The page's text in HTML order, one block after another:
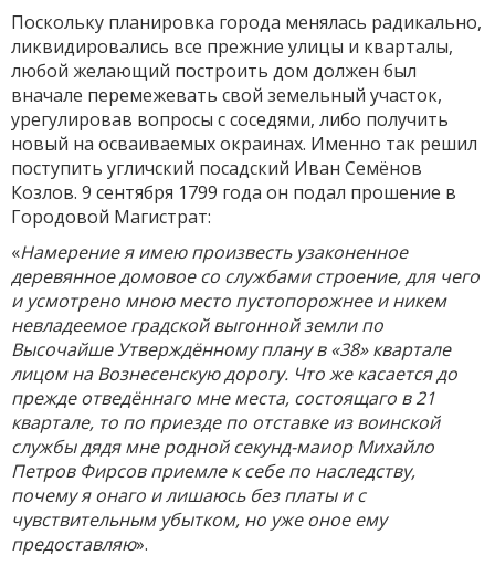
Поскольку планировка города менялась радикально,
ликвидировались все прежние улицы и кварталы,
любой желающий построить дом должен был
вначале перемежевать свой земельный участок,
урегулировав вопросы с соседями, либо получить
новый на осваиваемых окраинах. Именно так решил
поступить угличский посадский Иван Семёнов
Козлов. 9 сентября 1799 года он подал прошение в
Городовой Магистрат:
«Намерение я имею произвесть узаконенное
деревянное домовое со службами строение, для чего
и усмотрено мною место пустопорожнее и никем
невладеемое градской выгонной земли по
Высочайше Утверждённому плану в «38» квартале
лицом на Вознесенскую дорогу. Что же касается до
прежде отведённаго мне места, состоящаго в 21
квартале, то по приезде по отставке из воинской
службы дядя мне родной секунд-маиор Михайло
Петров Фирсов приемле к себе по наследству,
почему я онаго и лишаюсь без платы и с
чувствительным убытком, но уже оное ему
предоставляю».